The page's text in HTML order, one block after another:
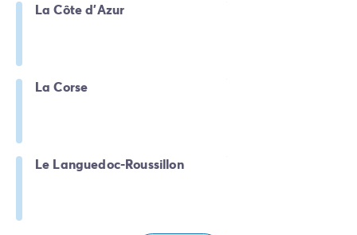
La Côte d'Azur
La Corse
Le Languedoc-Roussillon